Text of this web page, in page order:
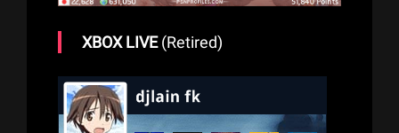
XBOX LIVE(Retired)